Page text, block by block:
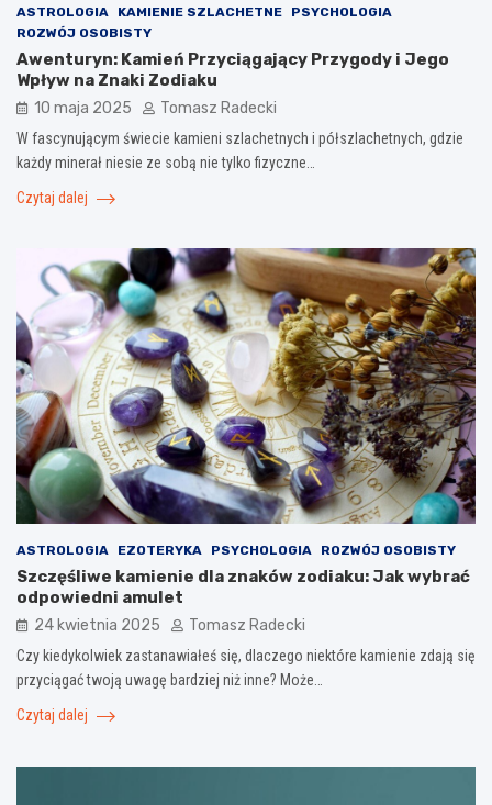
ASTROLOGIA KAMIENIE SZLACHETNE
PSYCHOLOGIA
ROZWÓJ OSOBISTY
Awenturyn: Kamień Przyciągający Przygody i Jego
Wpływ na Znaki Zodiaku
10 maja 2025 Tomasz Radecki
W fascynującym świecie kamieni szlachetnych i półszlachetnych, gdzie
każdy minerał niesie ze sobą nie tylko fizyczne…
Czytaj dalej
ASTROLOGIA EZOTERYKA PSYCHOLOGIA ROZWÓJ OSOBISTY
Szczęśliwe kamienie dla znaków zodiaku: Jak wybrać
odpowiedni amulet
24 kwietnia 2025 Tomasz Radecki
Czy kiedykolwiek zastanawiałeś się, dlaczego niektóre kamienie zdają się
przyciągać twoją uwagę bardziej niż inne? Może…
Czytaj dalej